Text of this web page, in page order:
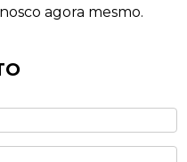
agora mesmo.